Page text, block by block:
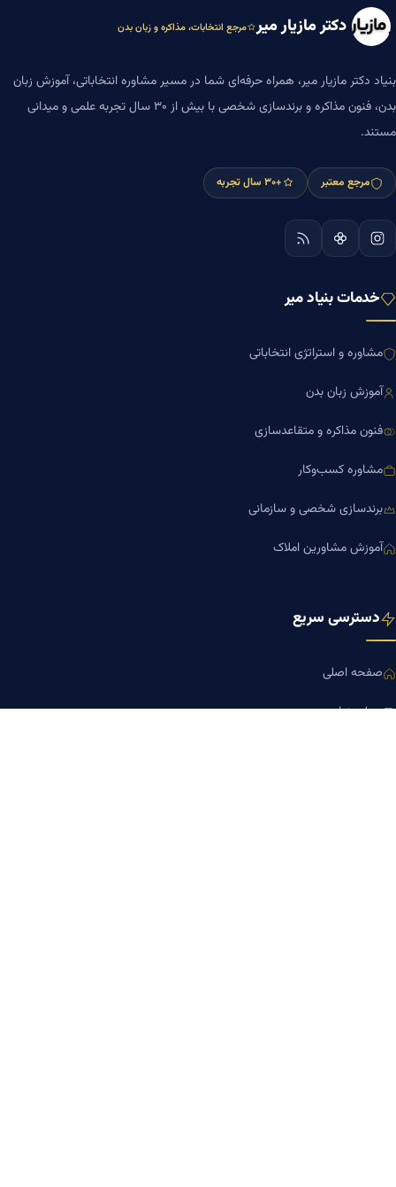
دکتر مازیار میر مرجع انتخابات، مذاکره و زبان بدن
بنیاد دکتر مازیار میر، همراه حرفه‌ای شما در مسیر مشاوره انتخاباتی، آموزش زبان
بدن، فنون مذاکره و برندسازی شخصی با بیش از ۳۰ سال تجربه علمی و میدانی
مستند.
مرجع معتبر +۳۰ سال تجربه
خدمات بنیاد میر
مشاوره و استراتژی انتخاباتی
آموزش زبان بدن
فنون مذاکره و متقاعدسازی
مشاوره کسب‌وکار
برندسازی شخصی و سازمانی
آموزش مشاورین املاک
دسترسی سریع
صفحه اصلی
مجله بنیاد میر